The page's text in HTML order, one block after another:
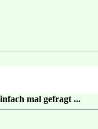
mal gefragt ...